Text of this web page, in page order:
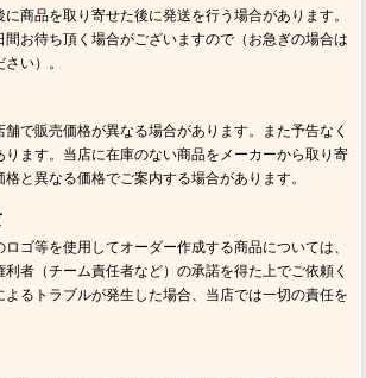
商品を取り寄せた後に発送を行う場合があります。
間お待ち頂く場合がございますので（お急ぎの場合は
い）。
で販売価格が異なる場合があります。また予告なく
ります。当店に在庫のない商品をメーカーから取り寄
と異なる価格でご案内する場合があります。
ゴ等を使用してオーダー作成する商品については、
者（チーム責任者など）の承諾を得た上でご依頼く
るトラブルが発生した場合、当店では一切の責任を